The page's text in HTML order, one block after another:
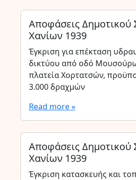
Αποφάσεις Δημοτικού
Χανίων 1939
Έγκριση για επέκταση
δικτύου από οδό
πλατεία Χορτατσών,
3.000 δραχμών
Read more »
Αποφάσεις Δημοτικού
Χανίων 1939
Έγκριση κατασκευής και